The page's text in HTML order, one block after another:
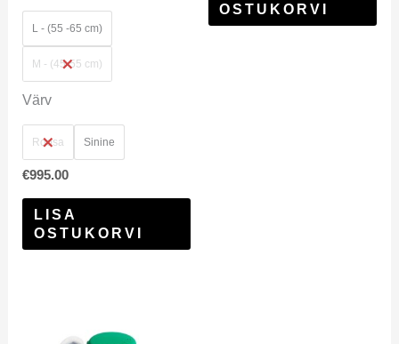
L - (55 -65 cm)
M - (45-55 cm)
Värv
Roosa Sinine
€995.00
LISA
OSTUKORVI
OSTUKORVI